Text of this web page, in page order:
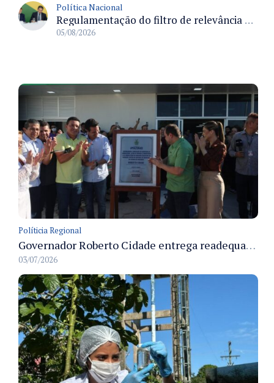
Política Nacional
Regulamentação do filtro de relevância permitirá ao STJ concentrar julgamentos de maior impacto nacional
05/08/2026
Políticia Regional
Governador Roberto Cidade entrega readequação do ambulatório da FCecon e amplia capacidade de atendimento oncológico em Manaus
03/07/2026